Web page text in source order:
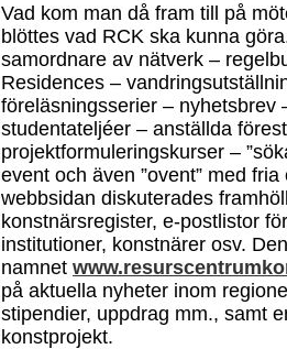
Vad kom man då fram till på
blöttes vad RCK ska kunna
samordnare av nätverk –
Residences –
föreläsningsserier – nyhetsbrev
studentateljéer – anställda
projektformuleringskurser –
event och även ”ovent” med
webbsidan diskuterades
konstnärsregister, e-postlistor
institutioner, konstnärer osv.
namnet
på aktuella nyheter inom
stipendier, uppdrag mm., samt
konstprojekt.